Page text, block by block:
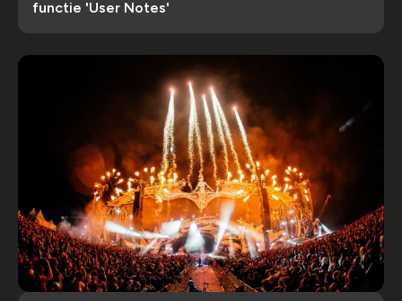
functie 'User Notes'